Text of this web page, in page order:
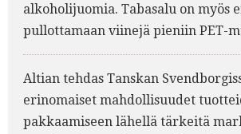
alkoholijuomia. Tabasalu on myös
pullottamaan viinejä pieniin PET-
Altian tehdas Tanskan
erinomaiset mahdollisuudet
pakkaamiseen lähellä tärkeitä